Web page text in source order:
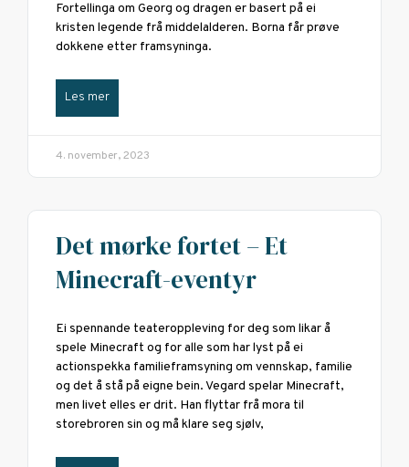
Fortellinga om Georg og dragen er basert på ei
kristen legende frå middelalderen. Borna får prøve
dokkene etter framsyninga.
Les mer
4. november, 2023
Det mørke fortet – Et
Minecraft-eventyr
Ei spennande teateroppleving for deg som likar å
spele Minecraft og for alle som har lyst på ei
actionspekka familieframsyning om vennskap, familie
og det å stå på eigne bein. Vegard spelar Minecraft,
men livet elles er drit. Han flyttar frå mora til
storebroren sin og må klare seg sjølv,